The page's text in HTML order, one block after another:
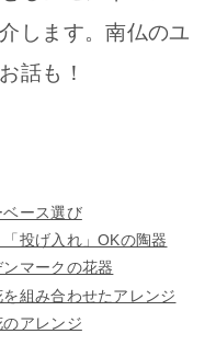
します。南仏のユ
話も！
ース選び
投げ入れ」OKの陶器
マークの花器
組み合わせたアレンジ
アレンジ